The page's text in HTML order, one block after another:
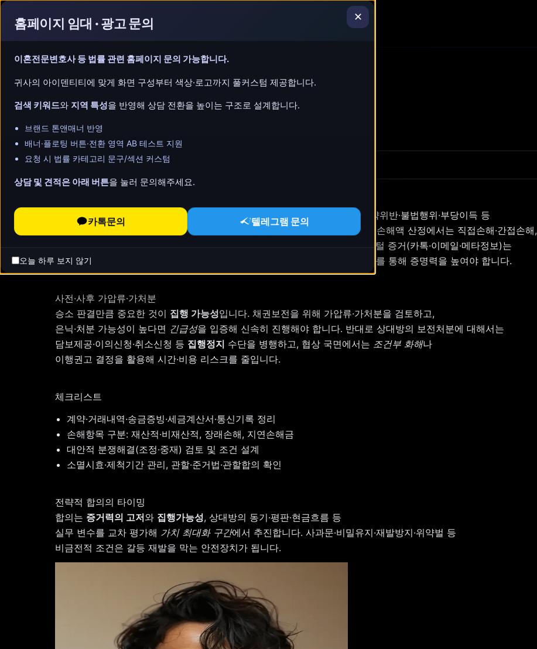
✕
홈페이지 임대 · 광고 문의
이혼전문변호사 등 법률 관련 홈페이지 문의 가능합니다.
귀사의 아이덴티티에 맞게 화면 구성부터 색상·로고까지 풀커스텀 제공합니다.
검색 키워드와 지역 특성을 반영해 상담 전환을 높이는 구조로 설계합니다.
브랜드 톤앤매너 반영
배너·플로팅 버튼·전환 영역 AB 테스트 지원
요청 시 법률 카테고리 문구/섹션 커스텀
상담 및 견적은 아래 버튼을 눌러 문의해주세요.
카톡문의 텔레그램 문의
오늘 하루 보지 않기
콘텐츠로
건너뛰기
법률서비스 안내
민사·손해배상
작성자 admin 작성일
민사·손해배상은 귀책·손해·인과관계
3요소의 퍼즐을 맞추는 과정입니다. 계약위반·불법행위·부당이득 등
청구유형에 따라
입증책임의 위치
가 달라지고, 증거가 곧 결과를 결정합니다. 손해액 산정에서는 직접손해·간접손해,
지연손해금, 기왕증·기여도, 손익상계가 핵심 쟁점으로 작동합니다. 특히 디지털 증거(카톡·이메일·메타정보)는
작성경위·진정성립·동일성 유지가 관건이므로
를 통해 증명력을 높여야 합니다.
사전·사후 가압류·가처분
승소 판결만큼 중요한 것이 집행 가능성입니다. 채권보전을 위해 가압류·가처분을 검토하고,
은닉·처분 가능성이 높다면 긴급성을 입증해 신속히 진행해야 합니다. 반대로 상대방의 보전처분에 대해서는
담보제공·이의신청·취소신청 등 집행정지 수단을 병행하고, 협상 국면에서는 조건부 화해나
이행권고 결정을 활용해 시간·비용 리스크를 줄입니다.
체크리스트
계약·거래내역·송금증빙·세금계산서·통신기록 정리
손해항목 구분: 재산적·비재산적, 장래손해, 지연손해금
대안적 분쟁해결(조정·중재) 검토 및 조건 설계
소멸시효·제척기간 관리, 관할·준거법·관할합의 확인
전략적 합의의 타이밍
합의는 증거력의 고저와 집행가능성, 상대방의 동기·평판·현금흐름 등
실무 변수를 교차 평가해 가치 최대화 구간에서 추진합니다. 사과문·비밀유지·재발방지·위약벌 등
비금전적 조건은 갈등 재발을 막는 안전장치가 됩니다.